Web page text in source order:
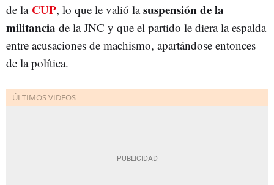
de la CUP, lo que le valió lasuspensión de la
militancia de la JNC y que el partido le diera la espalda
entre acusaciones de machismo, apartándose entonces
de la política.